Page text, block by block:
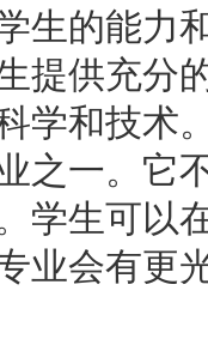
生的能力
提供充分
学和技术
之一。它
学生可以
业会有更